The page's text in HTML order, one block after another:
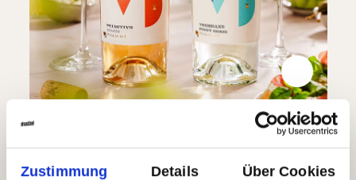
Zustimmung Details Über Cookies
Sommerduo aus Apulien – Rosato &
Bianco